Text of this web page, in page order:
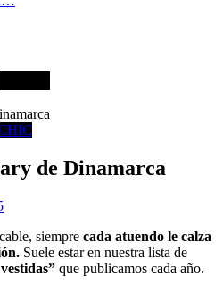
de Dinamarca
siempre cada atuendo le calza
Suele estar en nuestra lista de
que publicamos cada año.